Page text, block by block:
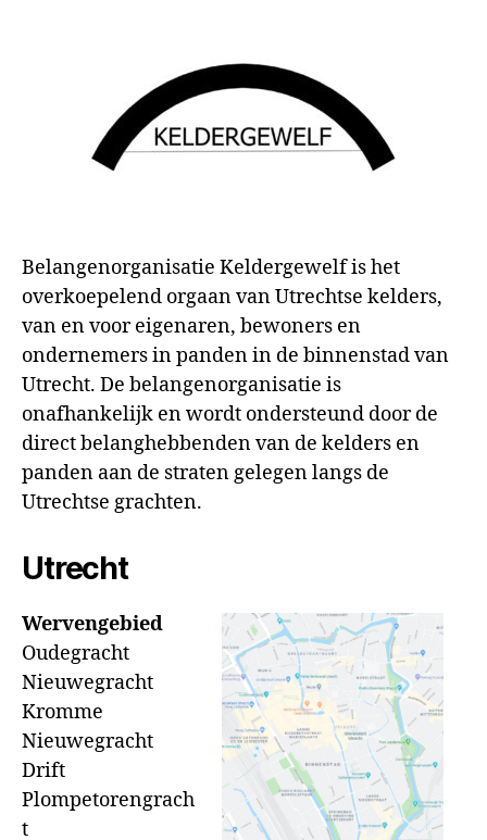
Belangenorganisatie Keldergewelf is het
overkoepelend orgaan van Utrechtse kelders,
van en voor eigenaren, bewoners en
ondernemers in panden in de binnenstad van
Utrecht. De belangenorganisatie is
onafhankelijk en wordt ondersteund door de
direct belanghebbenden van de kelders en
panden aan de straten gelegen langs de
Utrechtse grachten.
Utrecht
Wervengebied
Oudegracht
Nieuwegracht
Kromme
Nieuwegracht
Drift
Plompetorengrach
t